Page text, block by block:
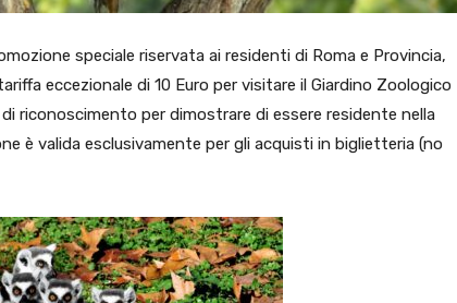
speciale riservata ai residenti di Roma e Provincia,
eccezionale di 10 Euro per visitare il Giardino Zoologico
riconoscimento per dimostrare di essere residente nella
è valida esclusivamente per gli acquisti in biglietteria (no